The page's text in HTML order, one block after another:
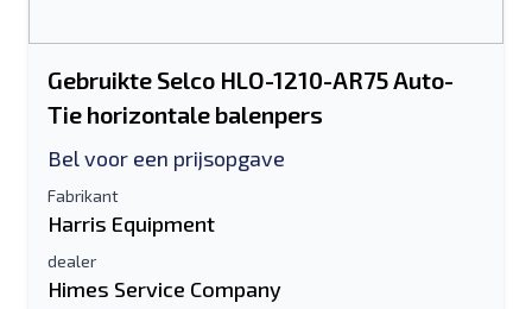
Gebruikte Selco HLO-1210-AR75 Auto-
Tie horizontale balenpers
Bel voor een prijsopgave
Fabrikant
Harris Equipment
dealer
Himes Service Company